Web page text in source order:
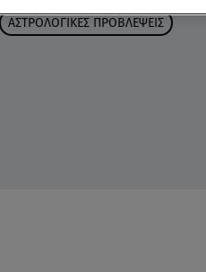
ΑΣΤΡΟΛΟΓΙΚΕΣ ΠΡΟΒΛΕΨΕΙΣ